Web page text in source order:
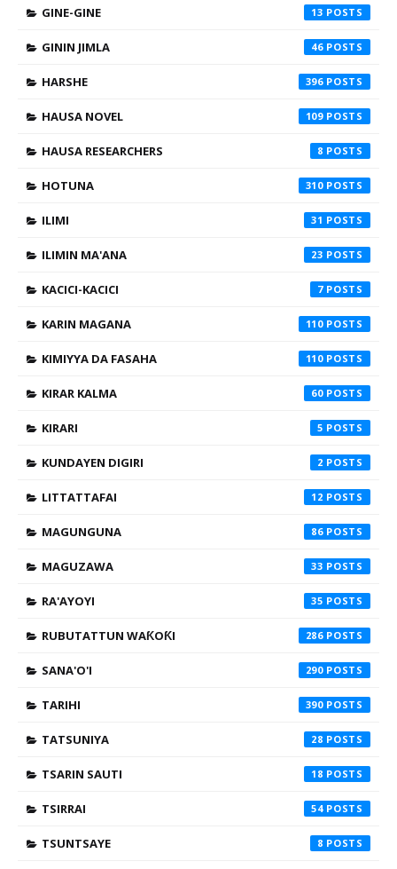
GINE-GINE 13
GININ JIMLA 46
HARSHE 396
HAUSA NOVEL 109
HAUSA RESEARCHERS 8
HOTUNA 310
ILIMI 31
ILIMIN MA'ANA 23
KACICI-KACICI 7
KARIN MAGANA 110
KIMIYYA DA FASAHA 110
KIRAR KALMA 60
KIRARI 5
KUNDAYEN DIGIRI 2
LITTATTAFAI 12
MAGUNGUNA 86
MAGUZAWA 33
RA'AYOYI 35
RUBUTATTUN WAƘOƘI 286
SANA'O'I 290
TARIHI 390
TATSUNIYA 28
TSARIN SAUTI 18
TSIRRAI 54
TSUNTSAYE 8